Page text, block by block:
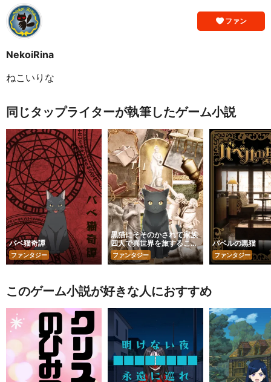
ファン
NekoiRina
ねこいりな
同じタップライターが執筆したゲーム小説
バベ猫奇譚
ファンタジー
黒猫にそそのかされて家族
四人で異世界を旅すること
になったけれど思っていた
以上に大変なので早く帰り
ファンタジー
バベルの黒猫
ファンタジー
このゲーム小説が好きな人におすすめ